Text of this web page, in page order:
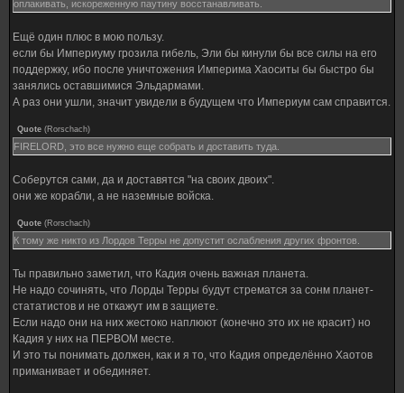
оплакивать, искореженную паутину восстанавливать.
Ещё один плюс в мою пользу.
если бы Империуму грозила гибель, Эли бы кинули бы все силы на его
поддержку, ибо после уничтожения Империма Хаоситы бы быстро бы
занялись оставшимися Эльдармами.
А раз они ушли, значит увидели в будущем что Империум сам справится.
Quote (Rorschach)
FIRELORD, это все нужно еще собрать и доставить туда.
Соберутся сами, да и доставятся "на своих двоих".
они же корабли, а не наземные войска.
Quote (Rorschach)
К тому же никто из Лордов Терры не допустит ослабления других фронтов.
Ты правильно заметил, что Кадия очень важная планета.
Не надо сочинять, что Лорды Терры будут стрематся за сонм планет-
стататистов и не откажут им в защиете.
Если надо они на них жестоко наплюют (конечно это их не красит) но
Кадия у них на ПЕРВОМ месте.
И это ты понимать должен, как и я то, что Кадия определённо Хаотов
приманивает и обединяет.